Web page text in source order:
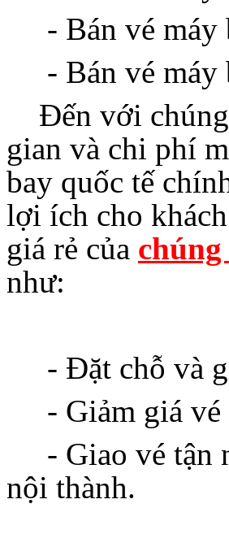
- Bán vé máy
- Bán vé máy
Đến với chúng
gian và chi phí
bay quốc tế
lợi ích cho
giá rẻ của
như:
- Đặt chỗ và
- Giảm giá vé
- Giao vé tận
nội thành.